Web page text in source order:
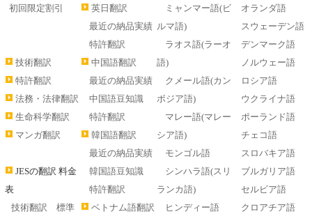
初回限定割引
技術翻訳
特許翻訳
法務・法律翻訳
生命科学翻訳
マンガ翻訳
JESの翻訳 料金
表
技術翻訳 標準
英日翻訳
最近の納品実績
特許翻訳
中国語翻訳
最近の納品実績
中国語豆知識
特許翻訳
韓国語翻訳
最近の納品実績
韓国語豆知識
特許翻訳
ベトナム語翻訳
ミャンマー語(ビ
ルマ語)
ラオス語(ラーオ
語)
クメール語(カン
ボジア語)
マレー語(マレー
シア語)
モンゴル語
シンハラ語(スリ
ランカ語)
ヒンディー語
オランダ語
スウェーデン語
デンマーク語
ノルウェー語
ロシア語
ウクライナ語
ポーランド語
チェコ語
スロバキア語
ブルガリア語
セルビア語
クロアチア語